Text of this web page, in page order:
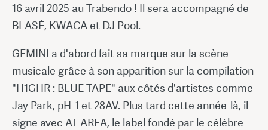
16 avril 2025 au Trabendo ! Il sera accompagné de
BLASÉ, KWACA et DJ Pool.
GEMINI a d'abord fait sa marque sur la scène
musicale grâce à son apparition sur la compilation
"H1GHR : BLUE TAPE" aux côtés d'artistes comme
Jay Park, pH-1 et 28AV. Plus tard cette année-là, il
signe avec AT AREA, le label fondé par le célèbre